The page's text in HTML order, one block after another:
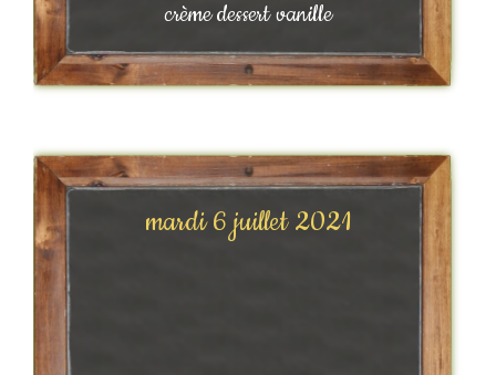
crème dessert vanille
mardi 6 juillet 2021